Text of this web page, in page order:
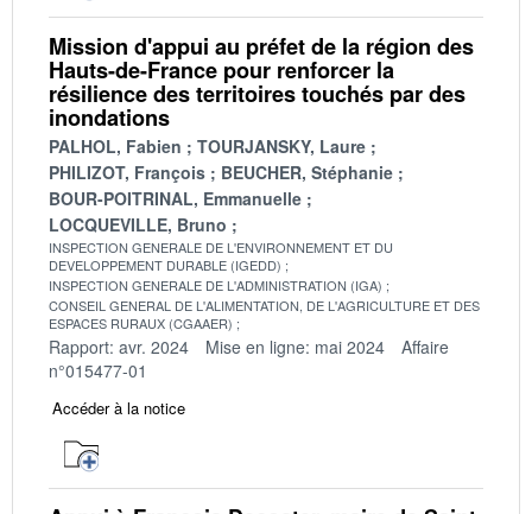
Mission d'appui au préfet de la région des
Hauts-de-France pour renforcer la
résilience des territoires touchés par des
inondations
PALHOL, Fabien
TOURJANSKY, Laure
PHILIZOT, François
BEUCHER, Stéphanie
BOUR-POITRINAL, Emmanuelle
LOCQUEVILLE, Bruno
INSPECTION GENERALE DE L'ENVIRONNEMENT ET DU
DEVELOPPEMENT DURABLE (IGEDD)
INSPECTION GENERALE DE L'ADMINISTRATION (IGA)
CONSEIL GENERAL DE L'ALIMENTATION, DE L'AGRICULTURE ET DES
ESPACES RURAUX (CGAAER)
Rapport: avr. 2024 Mise en ligne: mai 2024
Affaire
n°015477-01
Accéder à la notice